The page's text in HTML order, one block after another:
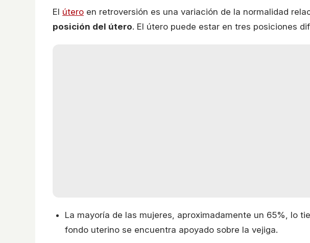
El útero en retroversión es una variación de la normalidad
posición del útero. El útero puede estar en tres posiciones
La mayoría de las mujeres, aproximadamente un 65%, lo
fondo uterino se encuentra apoyado sobre la vejiga.